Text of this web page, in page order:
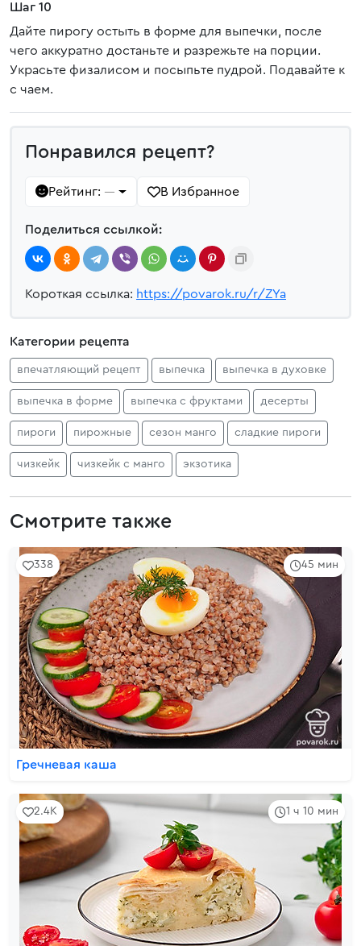
Шаг 10
Дайте пирогу остыть в форме для выпечки, после
чего аккуратно достаньте и разрежьте на порции.
Украсьте физалисом и посыпьте пудрой. Подавайте к
с чаем.
Понравился рецепт?
Рейтинг: — В Избранное
Поделиться ссылкой:
Короткая ссылка: https://povarok.ru/r/ZYa
Категории рецепта
впечатляющий рецепт выпечка выпечка в духовке
выпечка в форме выпечка с фруктами десерты
пироги пирожные сезон манго сладкие пироги
чизкейк чизкейк с манго экзотика
Смотрите также
45 мин
338
Гречневая каша
1 ч 10 мин
2.4K